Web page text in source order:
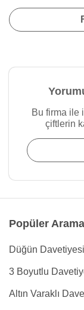
Bu firma ile
çiftlerin
Popüler
Düğün Davetiyesi
3 Boyutlu
Altın Varaklı